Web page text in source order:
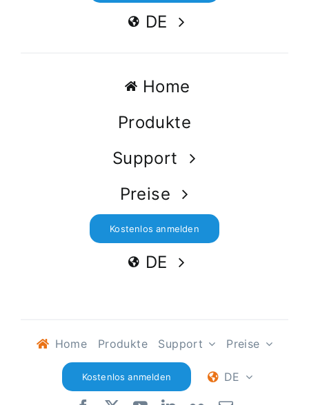
DE
Home
Produkte
Support
Preise
Kostenlos anmelden
DE
Home Produkte Support Preise
Preise und Pakete
Kostenlos anmelden DE